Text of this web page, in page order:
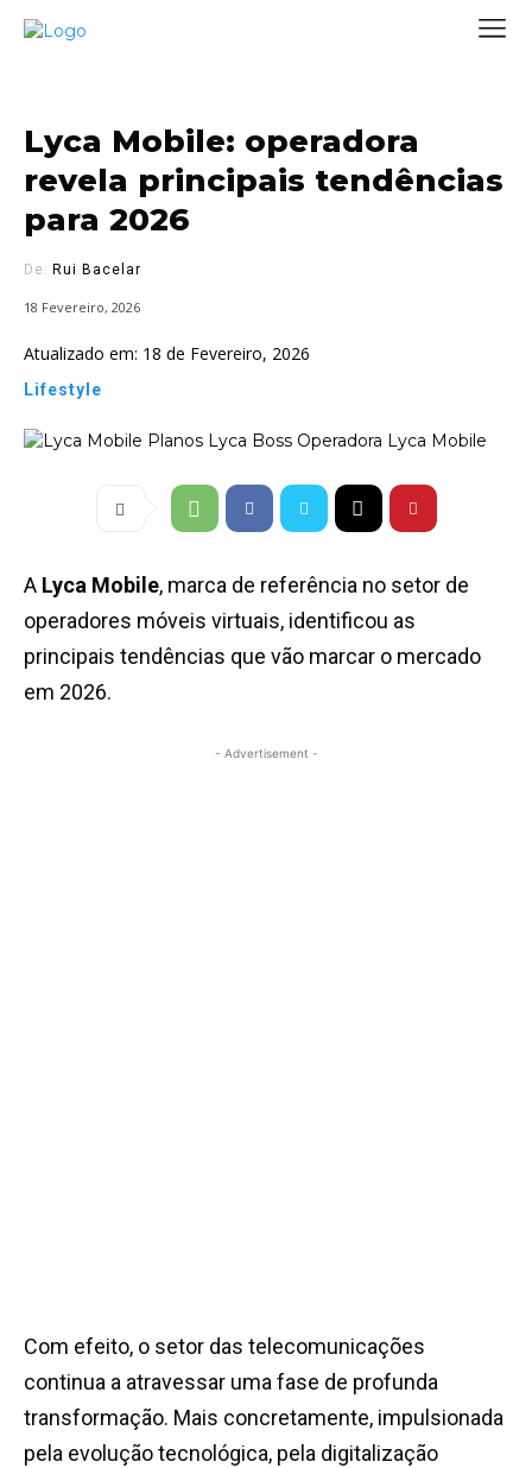
Lyca Mobile: operadora
revela principais tendências
para 2026
De: Rui Bacelar
18 Fevereiro, 2026
Atualizado em: 18 de Fevereiro, 2026
Lifestyle
A Lyca Mobile, marca de referência no setor de
operadores móveis virtuais, identificou as
principais tendências que vão marcar o mercado
em 2026.
- Advertisement -
Com efeito, o setor das telecomunicações
continua a atravessar uma fase de profunda
transformação. Mais concretamente, impulsionada
pela evolução tecnológica, pela digitalização